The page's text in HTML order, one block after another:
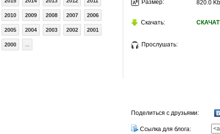
2010 2009 2008 2007 2006
2005 2004 2003 2002 2001
2000 ...
Размер: 820.0 Kb
Скачать:
Прослушать:
Поделиться с друзьями:
Ссылка для блога: